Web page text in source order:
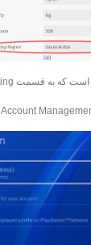
Account